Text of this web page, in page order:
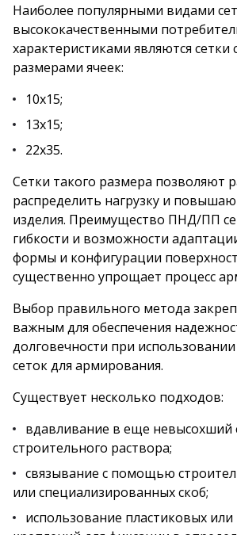
Наиболее популярными видами
высококачественными
характеристиками являются
размерами ячеек:
10х15;
13х15;
22х35.
Сетки такого размера позволяют
распределить нагрузку и
изделия. Преимущество ПНД/ПП
гибкости и возможности
формы и конфигурации
существенно упрощает процесс
Выбор правильного метода
важным для обеспечения
долговечности при
сеток для армирования.
Существует несколько подходов:
вдавливание в еще невысохший
строительного раствора;
связывание с помощью
или специализированных скоб;
использование пластиковых или